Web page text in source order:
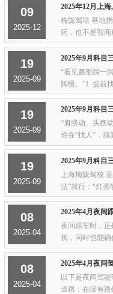
m）扣10分，还
09
2025-12
2025年12月上
梅陇驾培 基地
药，也不是智
你拆成大白话
果你平时996，
19
2025-09
2025年9月科目
“看见菱形踩一
脚慢。”1. 提前
都有白色菱形◇
门搭刹车，准备
19
2025-09
2025年9月科目
“肩膀动、头摆
你在“找人”，
速度踩到30 km/
绿灯→ - 左侧头
19
2025-09
2025年9月科目
上海梅陇驾校
法”就行：“灯亮
更车道”，手指
1、1002、
08
2025-04
2025年4月夜间
夜间跟车时，
扰，同时也能
整的具体方法
用近光灯，不
08
2025-04
2025年4月夜间
以下是夜间驾
道路：在没有路